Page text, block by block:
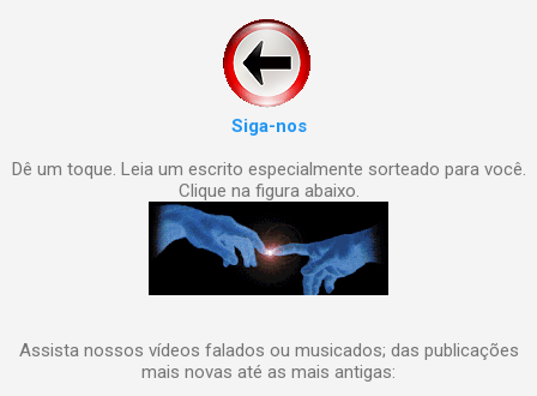
Siga-nos
Dê um toque. Leia um escrito especialmente sorteado para você.
Clique na figura abaixo.
Assista nossos vídeos falados ou musicados; das publicações
mais novas até as mais antigas: